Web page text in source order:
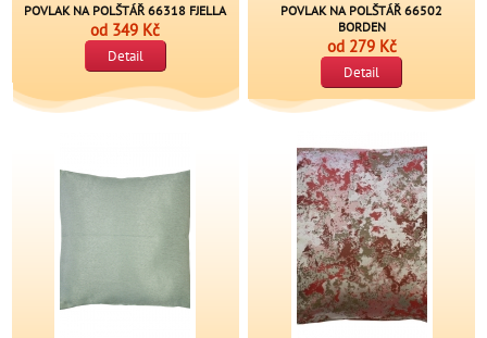
POVLAK NA POLŠTÁŘ 66318 FJELLA
od 349 Kč
Detail
POVLAK NA POLŠTÁŘ 66502
BORDEN
od 279 Kč
Detail